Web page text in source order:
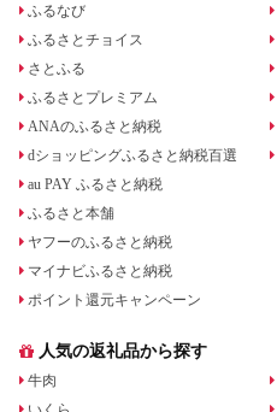
ふるなび
ふるさとチョイス
さとふる
ふるさとプレミアム
ANAのふるさと納税
dショッピングふるさと納税百選
au PAY ふるさと納税
ふるさと本舗
ヤフーのふるさと納税
マイナビふるさと納税
ポイント還元キャンペーン
人気の返礼品から探す
牛肉